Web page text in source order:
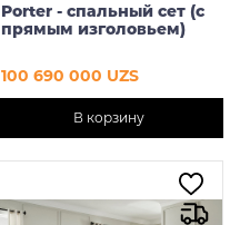
Porter - спальный сет (с
прямым изголовьем)
100 690 000 UZS
В корзину